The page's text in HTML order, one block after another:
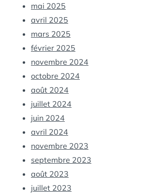
mai 2025
avril 2025
mars 2025
février 2025
novembre 2024
octobre 2024
août 2024
juillet 2024
juin 2024
avril 2024
novembre 2023
septembre 2023
août 2023
juillet 2023